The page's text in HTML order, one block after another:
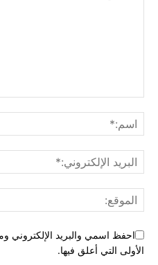
احفظ اسمي والبريد الإلكتروني
الأولى التي أعلق فيها.